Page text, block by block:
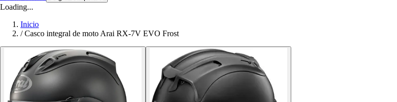
Loading...
Inicio
/ Casco integral de moto Arai RX-7V EVO Frost